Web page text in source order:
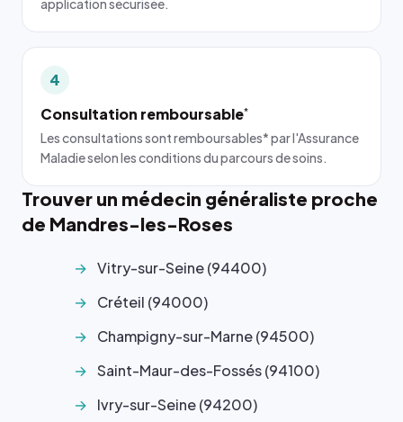
application sécurisée.
4
Consultation remboursable*
Les consultations sont remboursables* par l'Assurance
Maladie selon les conditions du parcours de soins.
Trouver un médecin généraliste proche
de Mandres-les-Roses
Vitry-sur-Seine (94400)
Créteil (94000)
Champigny-sur-Marne (94500)
Saint-Maur-des-Fossés (94100)
Ivry-sur-Seine (94200)